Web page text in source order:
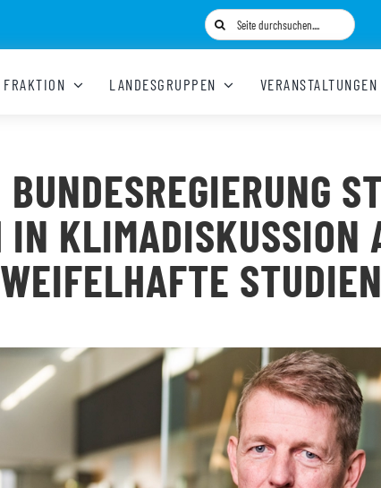
Suche
nach:
FRAKTION LANDESGRUPPEN VERANSTALTUNGEN
IN KLIMADISKUSSION
STUDIEN